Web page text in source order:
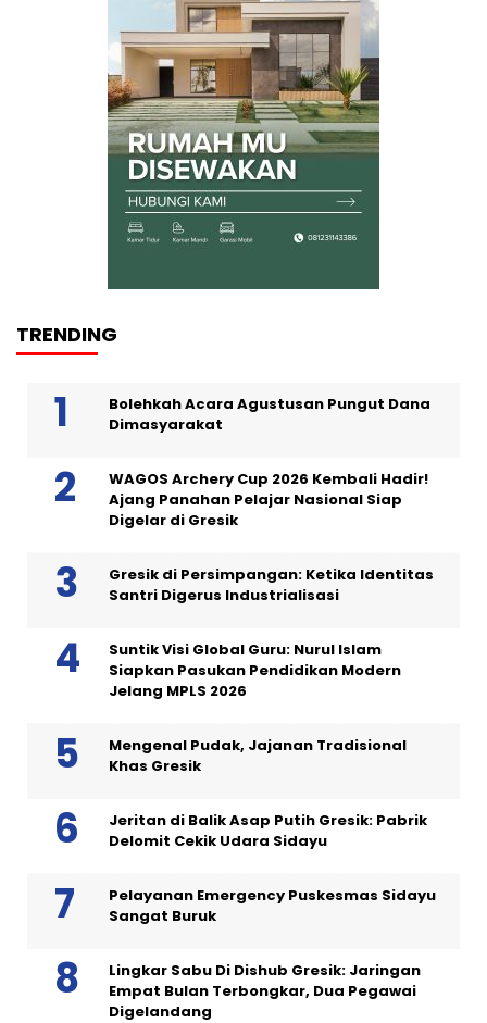
TRENDING
Bolehkah Acara Agustusan Pungut Dana
Dimasyarakat
WAGOS Archery Cup 2026 Kembali Hadir!
Ajang Panahan Pelajar Nasional Siap
Digelar di Gresik
Gresik di Persimpangan: Ketika Identitas
Santri Digerus Industrialisasi
Suntik Visi Global Guru: Nurul Islam
Siapkan Pasukan Pendidikan Modern
Jelang MPLS 2026
Mengenal Pudak, Jajanan Tradisional
Khas Gresik
Jeritan di Balik Asap Putih Gresik: Pabrik
Delomit Cekik Udara Sidayu
Pelayanan Emergency Puskesmas Sidayu
Sangat Buruk
Lingkar Sabu Di Dishub Gresik: Jaringan
Empat Bulan Terbongkar, Dua Pegawai
Digelandang